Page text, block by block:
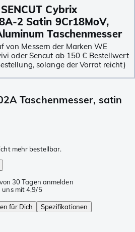
Cybrix
2 Satin 9Cr18MoV,
Taschenmesser
von Messern der Marken WE
oder Sencut ab 150 € Bestellwert
solange der Vorrat reicht)
Taschenmesser, satin
mehr bestellbar.
30 Tagen anmelden
uns mit 4,9/5
für Dich
Spezifikationen